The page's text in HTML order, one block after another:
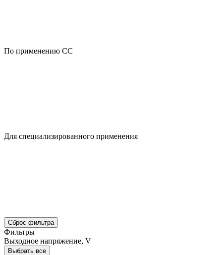
По применению CC
Для специализированного применения
Сброс фильтра
Фильтры
Выходное напряжение, V
Выбрать все